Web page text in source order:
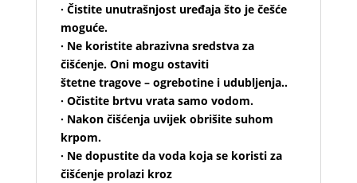
· Čistite unutrašnjost uređaja što je češće
moguće.
· Ne koristite abrazivna sredstva za
čišćenje. Oni mogu ostaviti
štetne tragove – ogrebotine i udubljenja..
· Očistite brtvu vrata samo vodom.
· Nakon čišćenja uvijek obrišite suhom
krpom.
· Ne dopustite da voda koja se koristi za
čišćenje prolazi kroz